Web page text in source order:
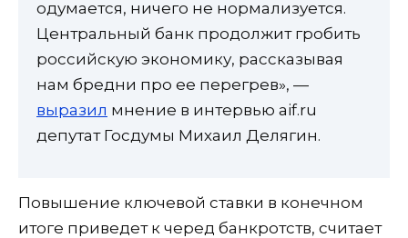
одумается, ничего не нормализуется.
Центральный банк продолжит гробить
российскую экономику, рассказывая
нам бредни про ее перегрев», —
выразил мнение в интервью aif.ru
депутат Госдумы Михаил Делягин.
Повышение ключевой ставки в конечном
итоге приведет к черед банкротств, считает